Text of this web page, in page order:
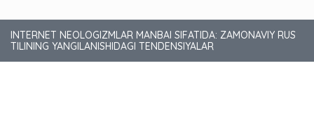
INTERNET NEOLOGIZMLAR MANBAI SIFATIDA: ZAMONAVIY RUS
TILINING YANGILANISHIDAGI TENDENSIYALAR